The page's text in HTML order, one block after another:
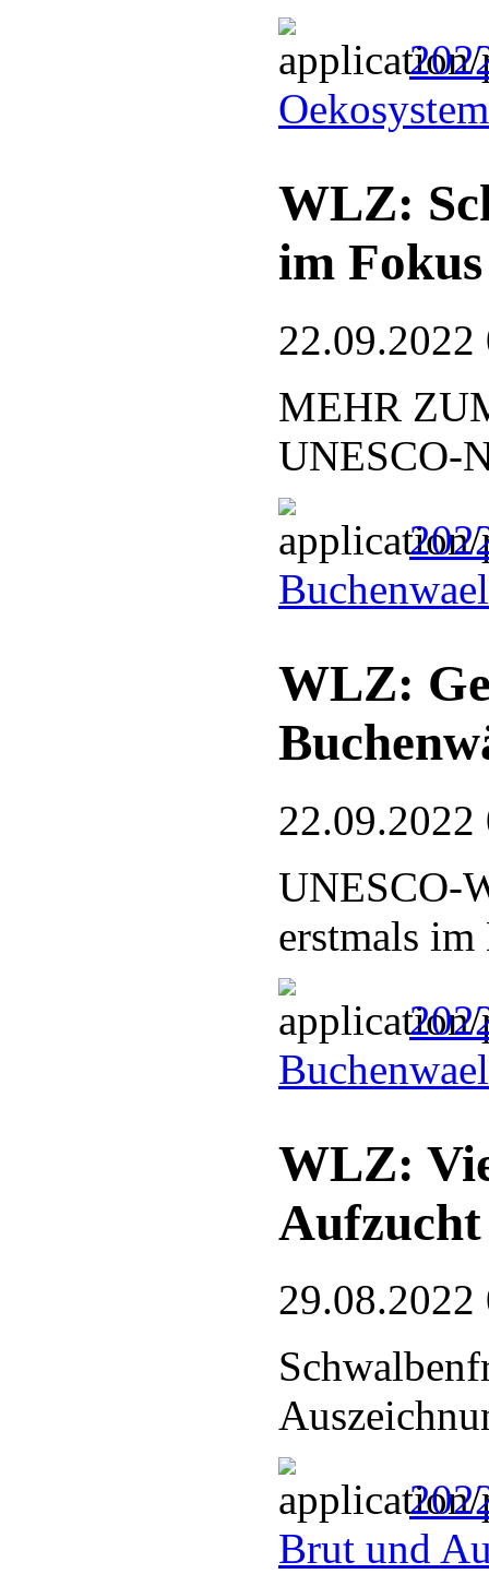
WLZ:
im Fokus
22.09.2022
MEHR
UNESCO-
WLZ:
22.09.2022
UNESCO-
erstmals
WLZ:
Aufzucht
29.08.2022
Brut und